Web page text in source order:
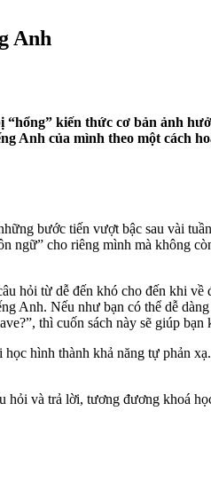
Anh
kiến thức cơ bản ảnh
Anh của mình theo một cách
bước tiến vượt bậc sau vài
cho riêng mình mà không
hỏi từ dễ đến khó cho đến khi
Anh. Nếu như bạn có thể dễ
thì cuốn sách này sẽ giúp bạn
hình thành khả năng tự phản
và trả lời, tương đương khoá